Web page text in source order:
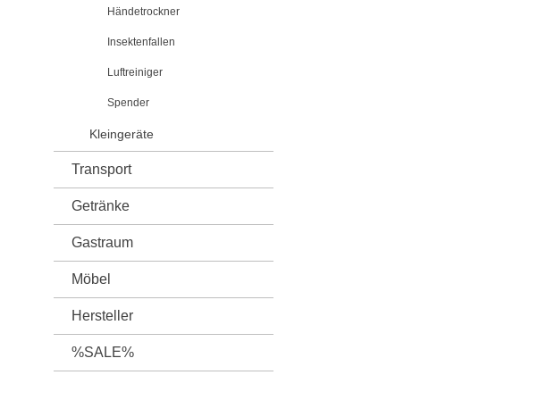
Händetrockner
Insektenfallen
Luftreiniger
Spender
Kleingeräte
Transport
Getränke
Gastraum
Möbel
Hersteller
%SALE%